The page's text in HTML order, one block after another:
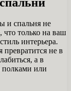
и спальня не
что только на ваш
интерьера.
превратится не в
а в
полками или